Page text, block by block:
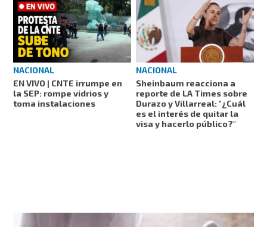
NACIONAL
EN VIVO | CNTE irrumpe en
la SEP: rompe vidrios y
toma instalaciones
NACIONAL
Sheinbaum reacciona a
reporte de LA Times sobre
Durazo y Villarreal: "¿Cuál
es el interés de quitar la
visa y hacerlo público?"